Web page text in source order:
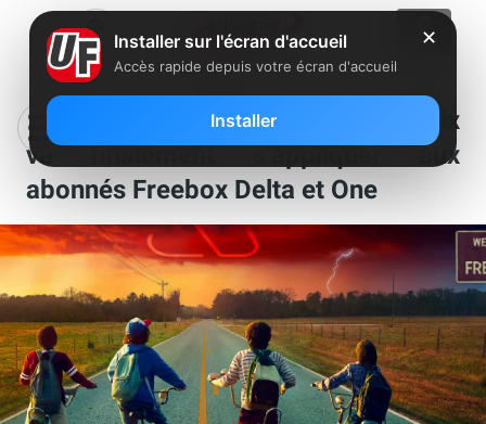
Free : l’augmentation des prix Netflix
va finalement s’appliquer aux
abonnés Freebox Delta et One
✕
Installer sur l'écran d'accueil
Accès rapide depuis votre écran d'accueil
Installer